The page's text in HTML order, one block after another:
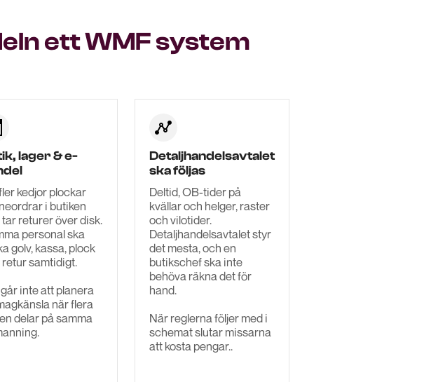
ett WMF system
lager & e-
kedjor plockar
i butiken
returer över disk.
personal ska
golv, kassa, plock
samtidigt.
inte att planera
när flera
delar på samma
Detaljhandelsavtalet
ska följas
Deltid, OB-tider på
kvällar och helger, raster
och vilotider.
Detaljhandelsavtalet styr
det mesta, och en
butikschef ska inte
behöva räkna det för
hand.
När reglerna följer med i
schemat slutar missarna
att kosta pengar..